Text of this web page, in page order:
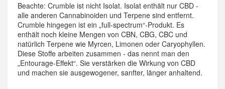
Beachte: Crumble ist nicht Isolat. Isolat enthält nur CBD -
alle anderen Cannabinoiden und Terpene sind entfernt.
Crumble hingegen ist ein „full-spectrum“-Produkt. Es
enthält noch kleine Mengen von CBN, CBG, CBC und
natürlich Terpene wie Myrcen, Limonen oder Caryophyllen.
Diese Stoffe arbeiten zusammen - das nennt man den
„Entourage-Effekt“. Sie verstärken die Wirkung von CBD
und machen sie ausgewogener, sanfter, länger anhaltend.